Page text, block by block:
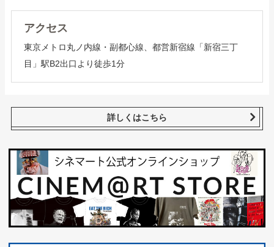
アクセス
東京メトロ丸ノ内線・副都心線、都営新宿線「新宿三丁
目」駅B2出口より徒歩1分
詳しくはこちら